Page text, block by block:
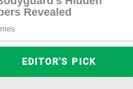
EDITOR'S PICK